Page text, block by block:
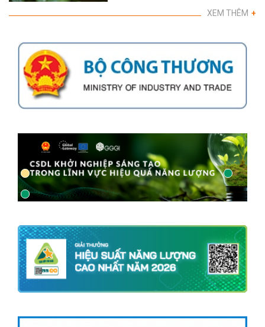
XEM THÊM +